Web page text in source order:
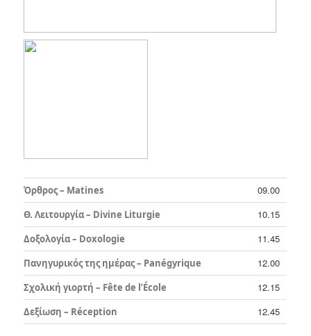
Όρθρος – Matines 09.00
Θ. Λειτουργία – Divine Liturgie 10.15
Δοξολογία – Doxologie 11.45
Πανηγυρικός της ημέρας – Panégyrique 12.00
Σχολική γιορτή – Fête de l’École 12.15
Δεξίωση – Réception 12.45